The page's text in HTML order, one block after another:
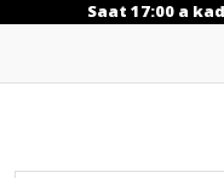
Saat 17:00 a